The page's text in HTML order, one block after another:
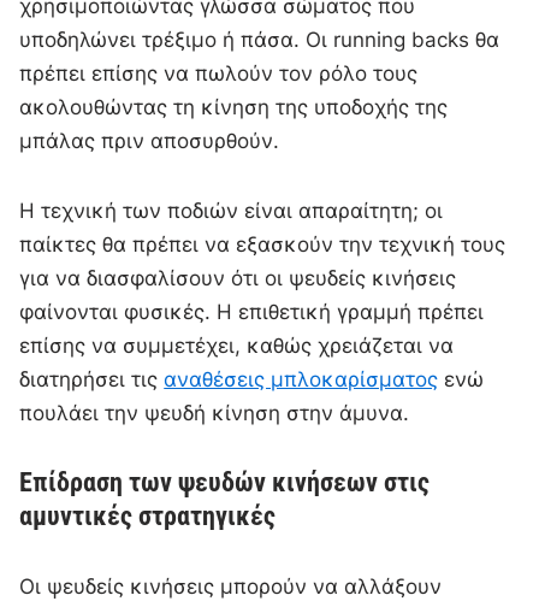
χρησιμοποιώντας γλώσσα σώματος που
υποδηλώνει τρέξιμο ή πάσα. Οι running backs θα
πρέπει επίσης να πωλούν τον ρόλο τους
ακολουθώντας τη κίνηση της υποδοχής της
μπάλας πριν αποσυρθούν.
Η τεχνική των ποδιών είναι απαραίτητη; οι
παίκτες θα πρέπει να εξασκούν την τεχνική τους
για να διασφαλίσουν ότι οι ψευδείς κινήσεις
φαίνονται φυσικές. Η επιθετική γραμμή πρέπει
επίσης να συμμετέχει, καθώς χρειάζεται να
διατηρήσει τιςαναθέσεις μπλοκαρίσματος ενώ
πουλάει την ψευδή κίνηση στην άμυνα.
Επίδραση των ψευδών κινήσεων στις
αμυντικές στρατηγικές
Οι ψευδείς κινήσεις μπορούν να αλλάξουν